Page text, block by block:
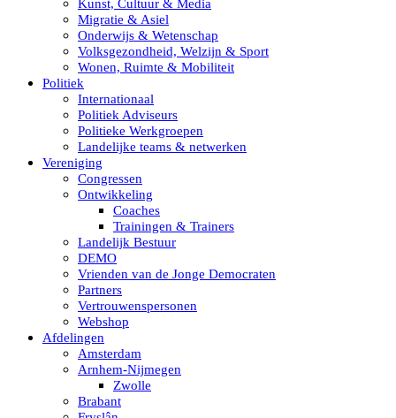
Kunst, Cultuur & Media
Migratie & Asiel
Onderwijs & Wetenschap
Volksgezondheid, Welzijn & Sport
Wonen, Ruimte & Mobiliteit
Politiek
Internationaal
Politiek Adviseurs
Politieke Werkgroepen
Landelijke teams & netwerken
Vereniging
Congressen
Ontwikkeling
Coaches
Trainingen & Trainers
Landelijk Bestuur
DEMO
Vrienden van de Jonge Democraten
Partners
Vertrouwenspersonen
Webshop
Afdelingen
Amsterdam
Arnhem-Nijmegen
Zwolle
Brabant